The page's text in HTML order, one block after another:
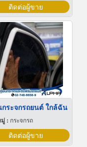
ติดต่อผู้ขาย
กระจกรถยนต์ ใกล้ฉัน
: กระจกรถ
ติดต่อผู้ขาย